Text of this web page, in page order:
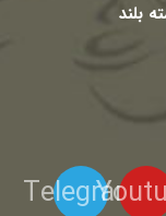
بلند
Telegram